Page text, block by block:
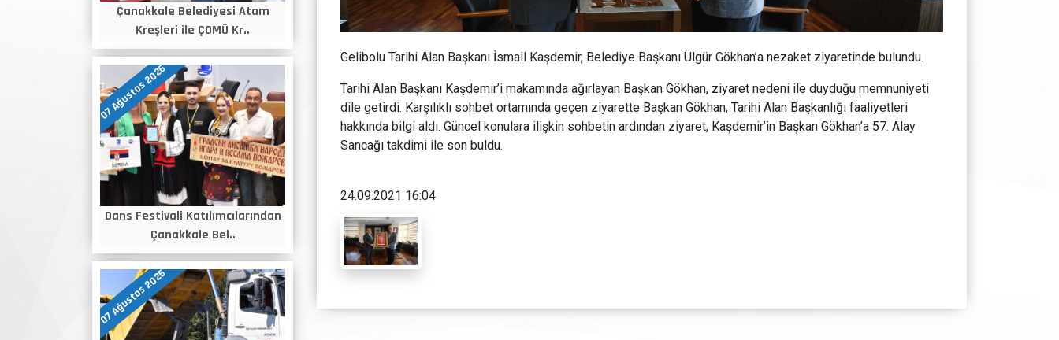
Çanakkale Belediyesi Atam
Kreşleri ile ÇOMÜ Kr..
07 Ağustos 2026
Dans Festivali Katılımcılarından
Çanakkale Bel..
07 Ağustos 2026
Gelibolu Tarihi Alan Başkanı İsmail Kaşdemir, Belediye Başkanı Ülgür Gökhan’a nezaket ziyaretinde bulundu.
Tarihi Alan Başkanı Kaşdemir’i makamında ağırlayan Başkan Gökhan, ziyaret nedeni ile duyduğu memnuniyeti
dile getirdi. Karşılıklı sohbet ortamında geçen ziyarette Başkan Gökhan, Tarihi Alan Başkanlığı faaliyetleri
hakkında bilgi aldı. Güncel konulara ilişkin sohbetin ardından ziyaret, Kaşdemir’in Başkan Gökhan’a 57. Alay
Sancağı takdimi ile son buldu.
24.09.2021 16:04